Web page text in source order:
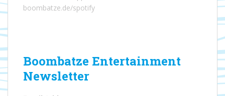
boombatze.de/spotify
Boombatze Entertainment
Newsletter